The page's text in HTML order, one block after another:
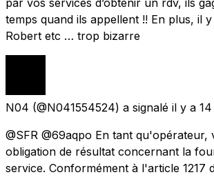
temps quand ils appellent !! En plus, il
Robert etc … trop bizarre
N04 (@N041554524) a signalé il y a
@SFR @69aqpo En tant qu'opérateur,
obligation de résultat concernant la
service. Conformément à l'article 1217